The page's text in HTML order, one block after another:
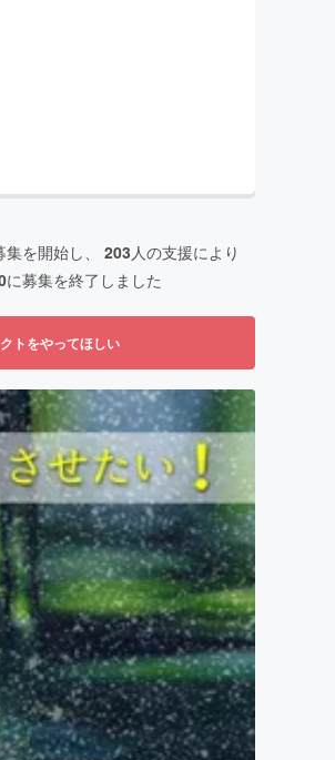
集を開始し、 203人の支援により
に募集を終了しました
トをやってほしい